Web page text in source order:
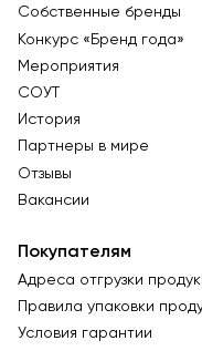
Собственные бренды
Конкурс «Бренд года»
Мероприятия
СОУТ
История
Партнеры в мире
Отзывы
Вакансии
Покупателям
Адреса отгрузки
Правила упаковки
Условия гарантии